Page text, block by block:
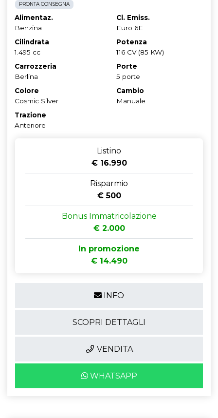
PRONTA CONSEGNA
Alimentaz.
Benzina
Cl. Emiss.
Euro 6E
Cilindrata
1.495 cc
Potenza
116 CV (85 KW)
Carrozzeria
Berlina
Porte
5 porte
Colore
Cosmic Silver
Cambio
Manuale
Trazione
Anteriore
Listino
€ 16.990
Risparmio
€ 500
Bonus Immatricolazione
€ 2.000
In promozione
€ 14.490
INFO
SCOPRI DETTAGLI
VENDITA
WHATSAPP